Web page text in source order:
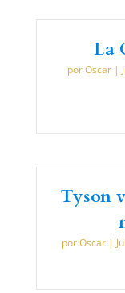
La
porOscar |
Tyson
porOscar|